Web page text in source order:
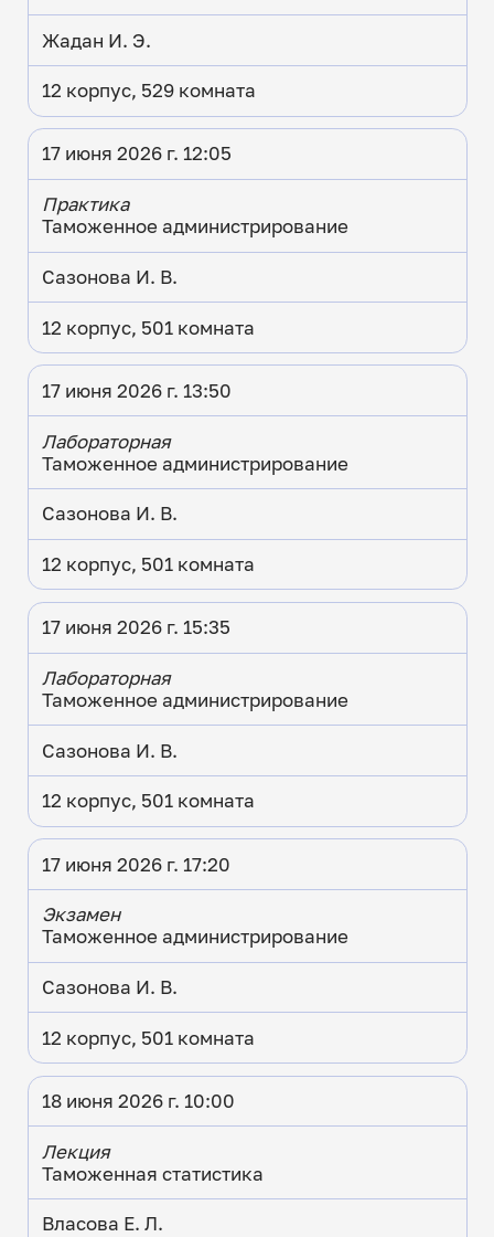
Жадан И. Э.
12 корпус, 529 комната
17 июня 2026 г. 12:05
Практика
Таможенное администрирование
Сазонова И. В.
12 корпус, 501 комната
17 июня 2026 г. 13:50
Лабораторная
Таможенное администрирование
Сазонова И. В.
12 корпус, 501 комната
17 июня 2026 г. 15:35
Лабораторная
Таможенное администрирование
Сазонова И. В.
12 корпус, 501 комната
17 июня 2026 г. 17:20
Экзамен
Таможенное администрирование
Сазонова И. В.
12 корпус, 501 комната
18 июня 2026 г. 10:00
Лекция
Таможенная статистика
Власова Е. Л.